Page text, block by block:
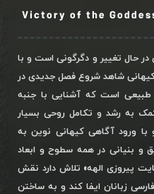
Victory of the
در حال تغییر و دگرگونی است و با
شاهد شروع فصل جدیدی در
طبیعی است که آشنایی با جنبه
به رشد و تکامل روحی بسیار
ورود آگاهی کیهانی نوین به
و بنیانی در همه سطوح و ابعاد
پیروزی الهه» تلاش دارد نقش
زبانان ایفا کند و به ساختن